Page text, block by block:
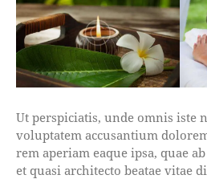
Ut perspiciatis, unde omnis iste
voluptatem accusantium
rem aperiam eaque ipsa, quae
et quasi architecto beatae vitae